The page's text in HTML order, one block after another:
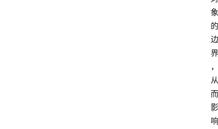
象
的
边
界
，
从
而
影
响